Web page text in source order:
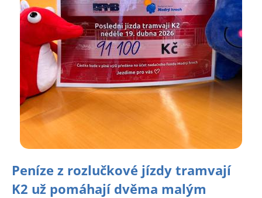
Peníze z rozlučkové jízdy tramvají
K2 už pomáhají dvěma malým